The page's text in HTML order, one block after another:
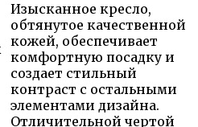
Изысканное кресло,
обтянутое качественной
кожей, обеспечивает
комфортную посадку и
создает стильный
контраст с остальными
элементами дизайна.
Отличительной чертой